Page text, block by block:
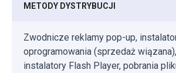
METODY DYSTRYBUCJI
Zwodnicze reklamy pop-up,
oprogramowania (sprzedaż
instalatory Flash Player, pobrania